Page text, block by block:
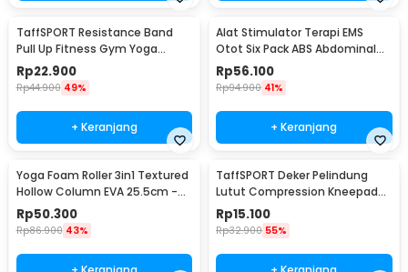
TaffSPORT Resistance Band
Pull Up Fitness Gym Yoga
Pilates Latex Size M - Y66OR
Rp22.900
Rp44.900 49%
+ Keranjang
Alat Stimulator Terapi EMS
Otot Six Pack ABS Abdominal
Muscle - 068R2
Rp56.100
Rp94.900 41%
+ Keranjang
Yoga Foam Roller 3in1 Textured
Hollow Column EVA 25.5cm -
H0031
Rp50.300
Rp86.900 43%
TaffSPORT Deker Pelindung
Lutut Compression Kneepad
Gym Fitness 1 PCS M - SS7
Rp15.100
Rp32.900 55%